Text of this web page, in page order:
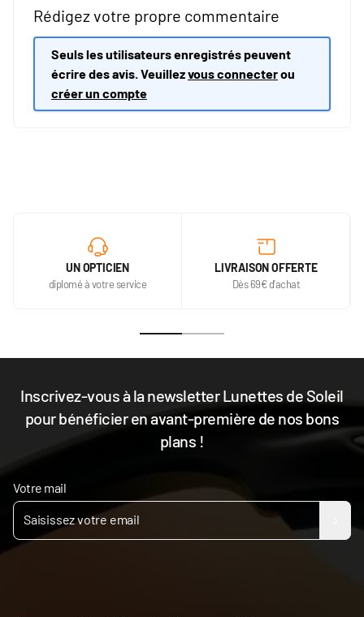
Rédigez votre propre commentaire
Seuls les utilisateurs enregistrés peuvent
écrire des avis. Veuillezvous connecterou
créer un compte
UN OPTICIEN
diplomé à votre service
LIVRAISON OFFERTE
Dès 69€ d'achat
Inscrivez-vous à la newsletter Lunettes de Soleil
pour bénéficier en avant-première de nos bons
plans !
Votre mail